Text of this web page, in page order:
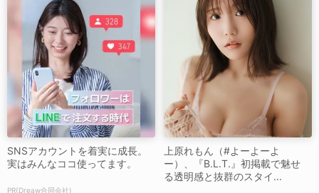
SNSアカウントを着実に成長。
実はみんなココ使ってます。
PR(Dreaw合同会社)
上原れもん（#よーよーよ
ー）、『B.L.T.』初掲載で魅せ
る透明感と抜群のスタイ...